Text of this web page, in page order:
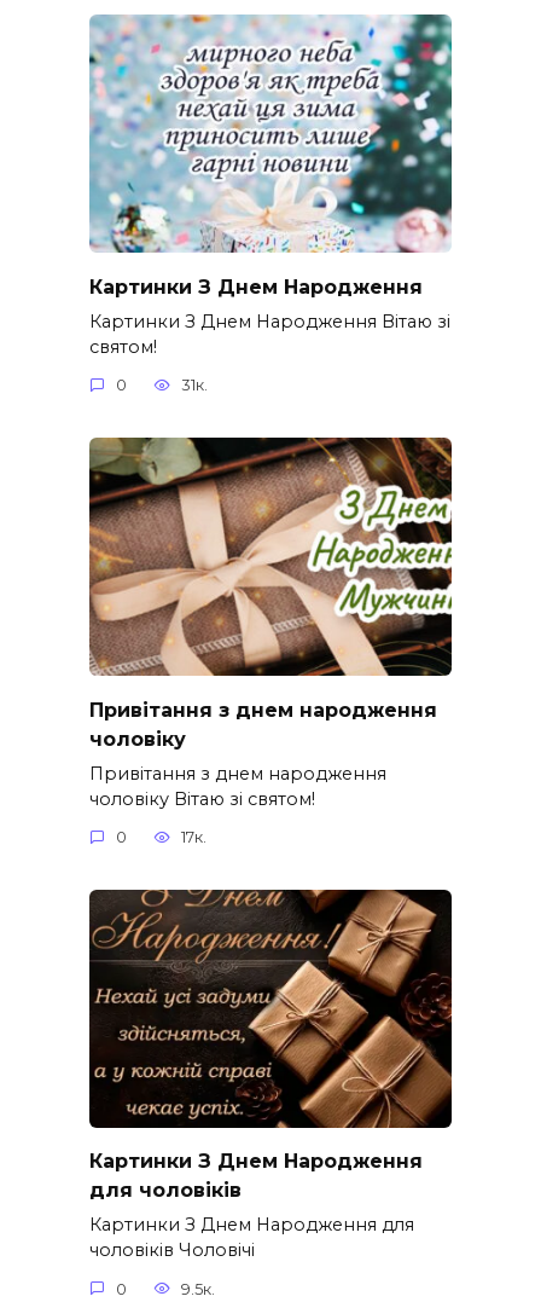
Картинки З Днем Народження
Картинки З Днем Народження Вітаю зі
святом!
0 31к.
Привітання з днем народження
чоловіку
Привітання з днем народження
чоловіку Вітаю зі святом!
0 17к.
Картинки З Днем Народження
для чоловіків​
Картинки З Днем Народження для
чоловіків​ Чоловічі
0 9.5к.